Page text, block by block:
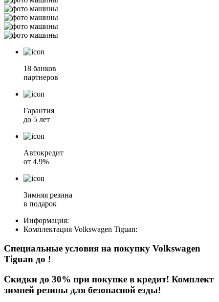
18 банков
партнеров
Гарантия
до 5 лет
Автокредит
от 4.9%
Зимняя резина
в подарок
Информация:
Комплектация Volkswagen Tiguan:
Специальные условия на покупку Volkswagen
Tiguan до !
Скидки до 30% при покупке в кредит! Комплект
зимней резины для безопасной езды!